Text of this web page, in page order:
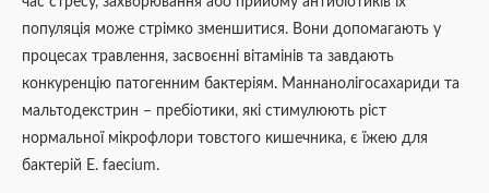
популяція може стрімко зменшитися. Вони допомагають у
процесах травлення, засвоєнні вітамінів та завдають
конкуренцію патогенним бактеріям. Маннанолігосахариди та
мальтодекстрин – пребіотики, які стимулюють ріст
нормальної мікрофлори товстого кишечника, є їжею для
бактерій E. faecium.